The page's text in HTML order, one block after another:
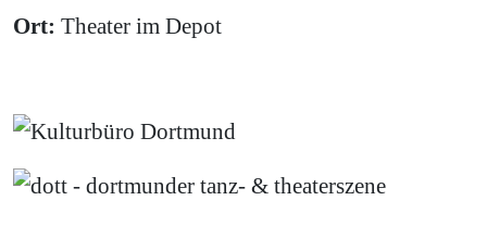
Ort: Theater im Depot